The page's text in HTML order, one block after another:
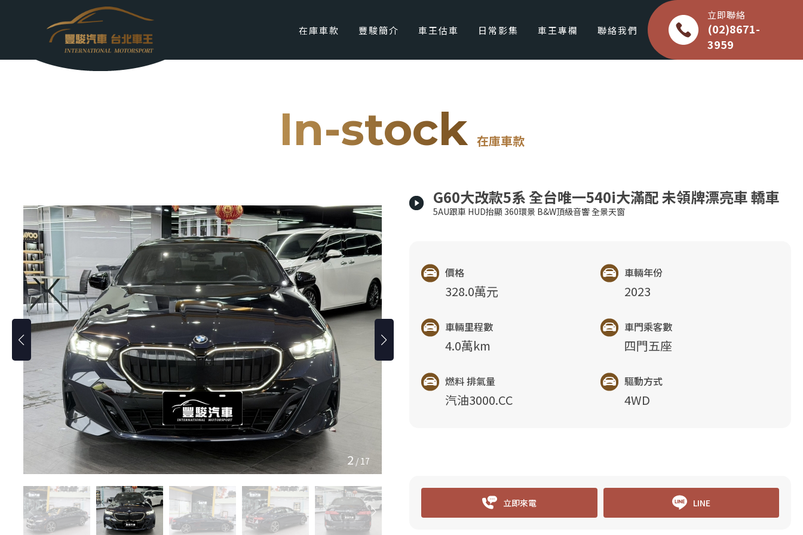
在庫車款 豐駿簡介 車王估車 日常影集 車王專欄 聯絡我們
立即聯絡
(02)8671-
3959
In-stock 在庫車款
3 / 17
G60大改款5系 全台唯一540i大滿配 未領牌漂亮車 轎車
5AU跟車 HUD抬顯 360環景 B&W頂級音響 全景天窗
價格
328.0萬元
車輛年份
2023
車輛里程數
4.0萬km
車門乘客數
四門五座
燃料 排氣量
汽油3000.CC
驅動方式
4WD
立即來電 LINE